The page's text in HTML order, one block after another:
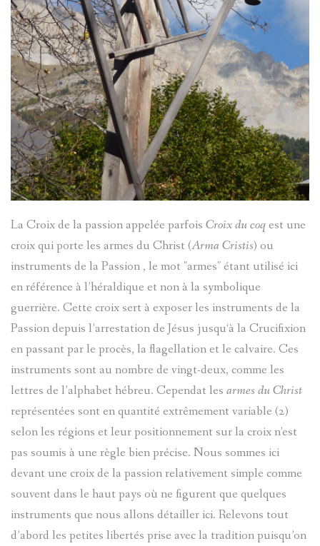
COLMAR
La Croix de la passion appelée parfois Croix du coqest une
croix qui porte les armes du Christ (Arma Cristis) ou
instruments de la Passion , le mot "armes" étant utilisé ici
en référence à l’héraldique et non à la symbolique
guerrière. Cette croix sert à exposer les instruments de la
Passion depuis l’arrestation de Jésus jusqu‘à la Crucifixion
en passant par le procès, la flagellation et le calvaire. Ces
instruments sont au nombre de vingt-deux, comme les
lettres de l’alphabet hébreu. Cependat les armes du Christ
représentées sont en quantité extrêmement variable (2)
selon les régions et leur positionnement sur la croix n’est
pas soumis à une règle bien précise. Nous sommes ici
devant une croix de la passion relativement simple comme
souvent dans le haut pays où ne figurent que quelques
instruments que nous allons détailler ici. Relevons tout
d’abord les petites libertés prise avec la tradition puisqu’on